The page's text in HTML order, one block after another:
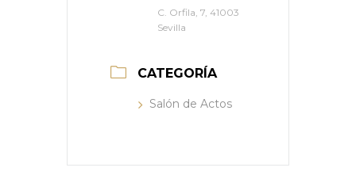
C. Orfila, 7, 41003
Sevilla
CATEGORÍA
Salón de Actos